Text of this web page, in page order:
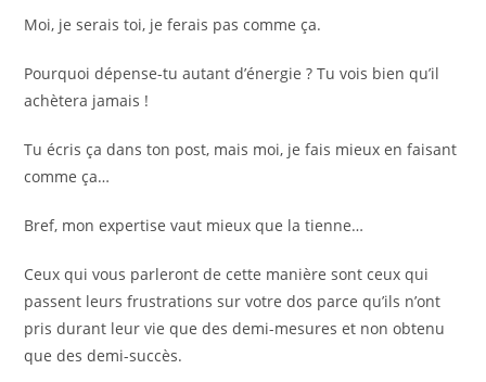
Moi, je serais toi, je ferais pas comme ça.
Pourquoi dépense-tu autant d’énergie ? Tu vois bien qu’il
achètera jamais !
Tu écris ça dans ton post, mais moi, je fais mieux en faisant
comme ça…
Bref, mon expertise vaut mieux que la tienne…
Ceux qui vous parleront de cette manière sont ceux qui
passent leurs frustrations sur votre dos parce qu’ils n’ont
pris durant leur vie que des demi-mesures et non obtenu
que des demi-succès.